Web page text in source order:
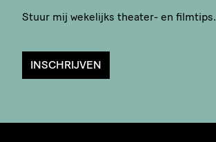
Stuur mij wekelijks theater- en filmtips.
INSCHRIJVEN